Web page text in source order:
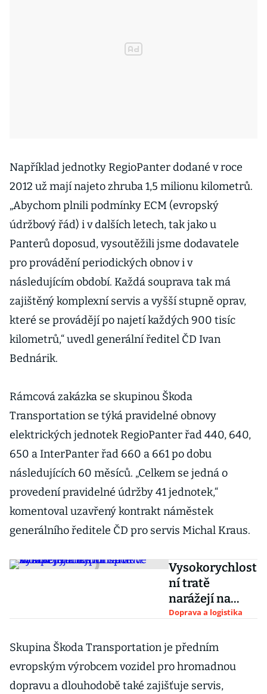
Například jednotky RegioPanter dodané v roce
2012 už mají najeto zhruba 1,5 milionu kilometrů.
„Abychom plnili podmínky ECM (evropský
údržbový řád) i v dalších letech, tak jako u
Panterů doposud, vysoutěžili jsme dodavatele
pro provádění periodických obnov i v
následujícím období. Každá souprava tak má
zajištěný komplexní servis a vyšší stupně oprav,
které se provádějí po najetí každých 900 tisíc
kilometrů,“ uvedl generální ředitel ČD Ivan
Bednárik.
Rámcová zakázka se skupinou Škoda
Transportation se týká pravidelné obnovy
elektrických jednotek RegioPanter řad 440, 640,
650 a InterPanter řad 660 a 661 po dobu
následujících 60 měsíců. „Celkem se jedná o
provedení pravidelné údržby 41 jednotek,“
komentoval uzavřený kontrakt náměstek
generálního ředitele ČD pro servis Michal Kraus.
Vysokorychlost
ní tratě
narážejí na
odpor spolků.
miliardové
kompenzace
Doprava a logistika
Skupina Škoda Transportation je předním
evropským výrobcem vozidel pro hromadnou
dopravu a dlouhodobě také zajišťuje servis,